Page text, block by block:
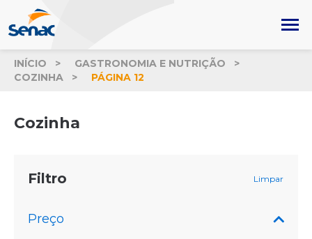
INÍCIO
GASTRONOMIA E NUTRIÇÃO
COZINHA
PÁGINA 12
Cozinha
Filtro Limpar
Preço